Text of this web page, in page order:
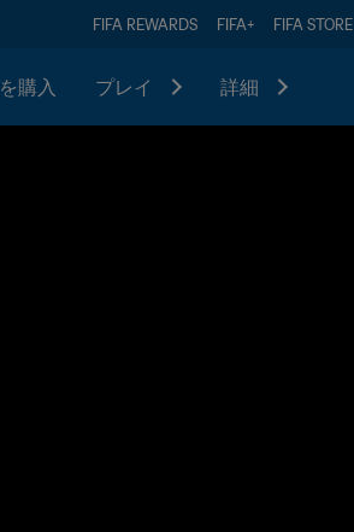
FIFA REWARDS FIFA+ FIFA STORE
購入 プレイ 詳細